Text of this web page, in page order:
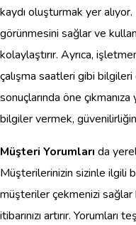
kaydı oluşturmak yer
görünmesini sağlar ve
kolaylaştırır. Ayrıca,
çalışma saatleri gibi
sonuçlarında öne
bilgiler vermek,
Müşteri Yorumları da
Müşterilerinizin sizinle ilgili
müşteriler çekmenizi sağlar
itibarınızı artırır.